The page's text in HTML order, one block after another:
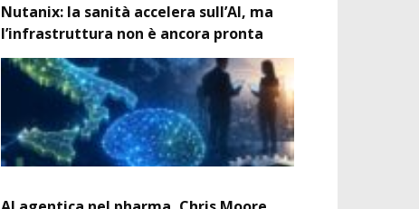
Nutanix: la sanità accelera sull’AI, ma
l’infrastruttura non è ancora pronta